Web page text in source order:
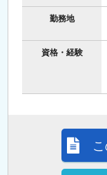
勤務地
資格・経験